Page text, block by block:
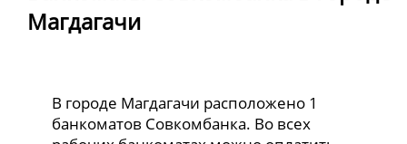
Магдагачи
В городе Магдагачи расположено 1
банкоматов Совкомбанка. Во всех